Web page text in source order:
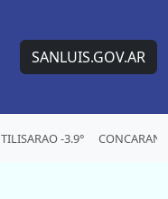
SANLUIS.GOV.AR
TILISARAO -3.9° CONCARAN